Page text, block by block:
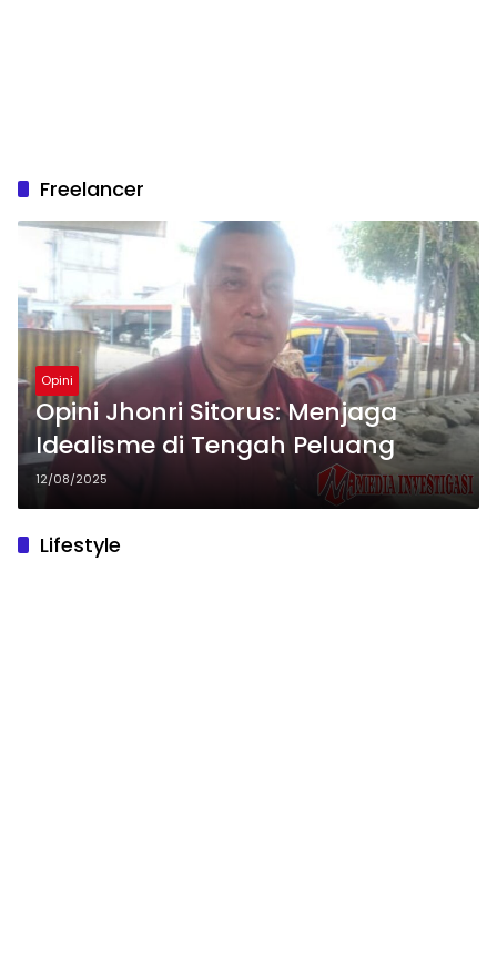
Freelancer
Opini
Opini Jhonri Sitorus: Menjaga
Idealisme di Tengah Peluang
12/08/2025
Lifestyle